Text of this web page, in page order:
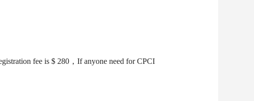
fee is $ 280，If anyone need for CPCI